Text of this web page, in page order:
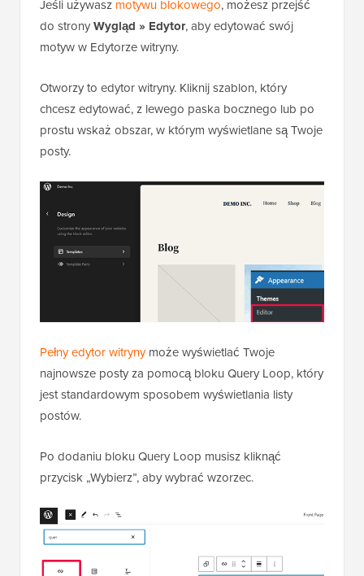
Jeśli używasz motywu blokowego, możesz przejść
do stronyWygląd » Edytor, aby edytować swój
motyw w Edytorze witryny.
Otworzy to edytor witryny. Kliknij szablon, który
chcesz edytować, z lewego paska bocznego lub po
prostu wskaż obszar, w którym wyświetlane są Twoje
posty.
Pełny edytor witrynymoże wyświetlać Twoje
najnowsze posty za pomocą bloku Query Loop, który
jest standardowym sposobem wyświetlania listy
postów.
Po dodaniu bloku Query Loop musisz kliknąć
przycisk „Wybierz”, aby wybrać wzorzec.